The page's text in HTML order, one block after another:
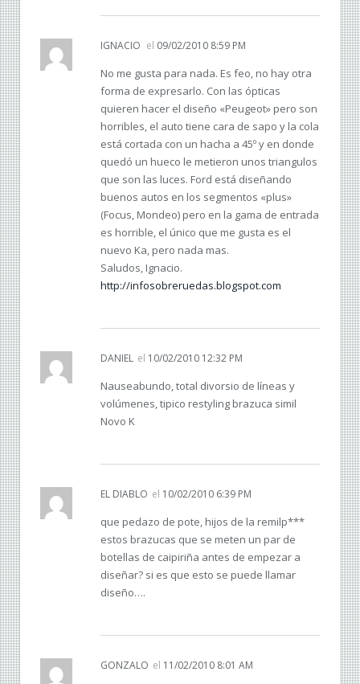
IGNACIO el 09/02/2010 8:59 PM
No me gusta para nada. Es feo, no hay otra
forma de expresarlo. Con las ópticas
quieren hacer el diseño «Peugeot» pero son
horribles, el auto tiene cara de sapo y la cola
está cortada con un hacha a 45º y en donde
quedó un hueco le metieron unos triangulos
que son las luces. Ford está diseñando
buenos autos en los segmentos «plus»
(Focus, Mondeo) pero en la gama de entrada
es horrible, el único que me gusta es el
nuevo Ka, pero nada mas.
Saludos, Ignacio.
http://infosobreruedas.blogspot.com
DANIEL el 10/02/2010 12:32 PM
Nauseabundo, total divorsio de líneas y
volúmenes, tipico restyling brazuca simil
Novo K
EL DIABLO el 10/02/2010 6:39 PM
que pedazo de pote, hijos de la remilp***
estos brazucas que se meten un par de
botellas de caipiriña antes de empezar a
diseñar? si es que esto se puede llamar
diseño….
GONZALO el 11/02/2010 8:01 AM